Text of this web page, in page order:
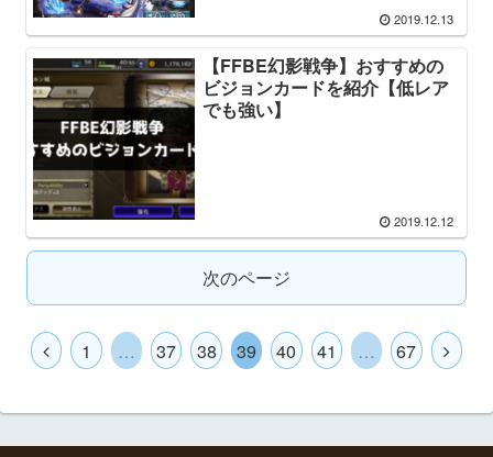
2019.12.13
【FFBE幻影戦争】おすすめの
ビジョンカードを紹介【低レア
でも強い】
2019.12.12
次のページ
1 … 37 38 39 40 41 … 67